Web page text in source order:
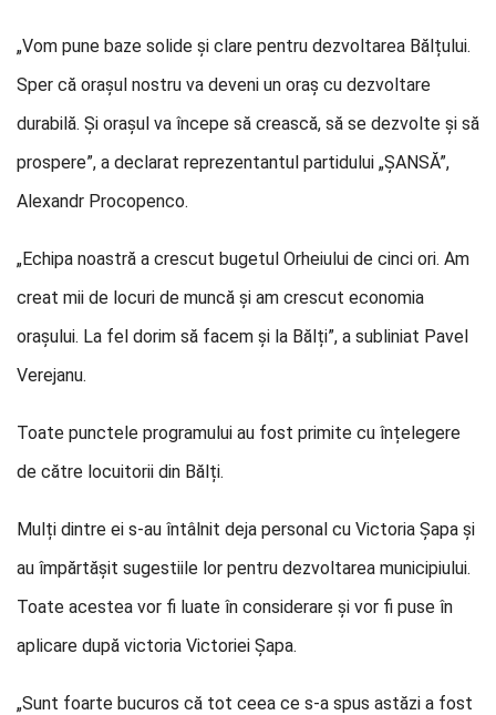
„Vom pune baze solide și clare pentru dezvoltarea Bălțului.
Sper că orașul nostru va deveni un oraș cu dezvoltare
durabilă. Și orașul va începe să crească, să se dezvolte și să
prospere”, a declarat reprezentantul partidului „ȘANSĂ”,
Alexandr Procopenco.
„Echipa noastră a crescut bugetul Orheiului de cinci ori. Am
creat mii de locuri de muncă și am crescut economia
orașului. La fel dorim să facem și la Bălți”, a subliniat Pavel
Verejanu.
Toate punctele programului au fost primite cu înțelegere
de către locuitorii din Bălți.
Mulți dintre ei s-au întâlnit deja personal cu Victoria Șapa și
au împărtășit sugestiile lor pentru dezvoltarea municipiului.
Toate acestea vor fi luate în considerare și vor fi puse în
aplicare după victoria Victoriei Șapa.
„Sunt foarte bucuros că tot ceea ce s-a spus astăzi a fost